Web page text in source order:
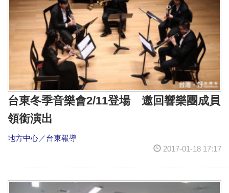
台東冬季音樂會2/11登場 邀回響樂團成員
領銜演出
地方中心／台東報導
2017-01-18 17:17